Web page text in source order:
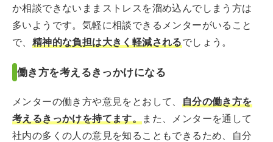
か相談できないままストレスを溜め込んでしまう方は
多いようです。気軽に相談できるメンターがいること
で、 精神的な負担は大きく軽減されるでしょう。
働き方を考えるきっかけになる
メンターの働き方や意見をとおして、 自分の働き方を
考えるきっかけを持てます。また、メンターを通して
社内の多くの人の意見を知ることもできるため、自分